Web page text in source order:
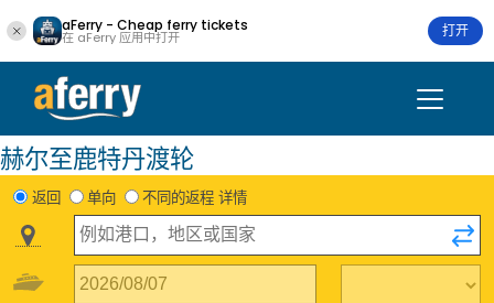
aFerry - Cheap ferry tickets
在 aFerry 应用中打开 打开
赫尔至鹿特丹渡轮
返回 单向 不同的返程 详情